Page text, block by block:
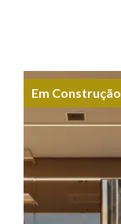
Em Construção